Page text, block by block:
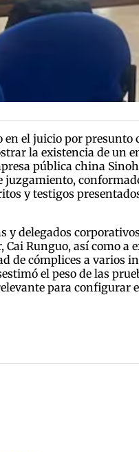
el juicio por presunto
la existencia de un
pública china
y testigos
delegados
Runguo, así como a
de cómplices a
el peso de las
para configurar